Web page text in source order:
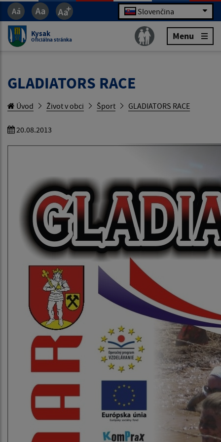
Slovenčina
Kysak
Oficiálna stránka Menu
GLADIATORS RACE
Úvod Život v obci Šport GLADIATORS RACE
20.08.2013